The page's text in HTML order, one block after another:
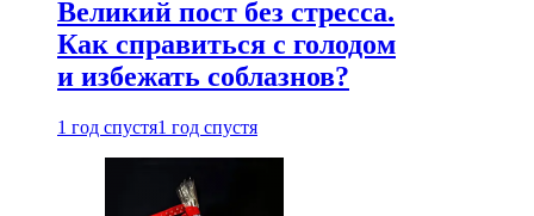
Великий пост без стресса.
Как справиться с голодом
и избежать соблазнов?
1 год спустя1 год спустя